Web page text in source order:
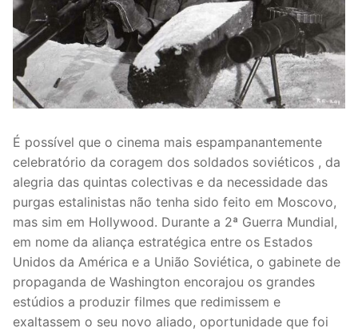
É possível que o cinema mais espampanantemente
celebratório da coragem dos soldados soviéticos , da
alegria das quintas colectivas e da necessidade das
purgas estalinistas não tenha sido feito em Moscovo,
mas sim em Hollywood. Durante a 2ª Guerra Mundial,
em nome da aliança estratégica entre os Estados
Unidos da América e a União Soviética, o gabinete de
propaganda de Washington encorajou os grandes
estúdios a produzir filmes que redimissem e
exaltassem o seu novo aliado, oportunidade que foi